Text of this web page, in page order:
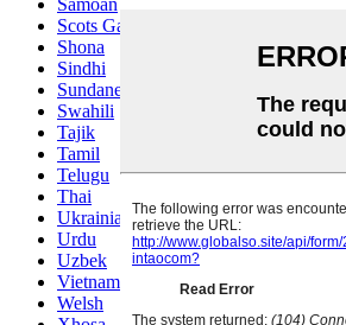
Samoan
Scots Gaelic
Shona
Sindhi
Sundanese
Swahili
Tajik
Tamil
Telugu
Thai
Ukrainian
Urdu
Uzbek
Vietnamese
Welsh